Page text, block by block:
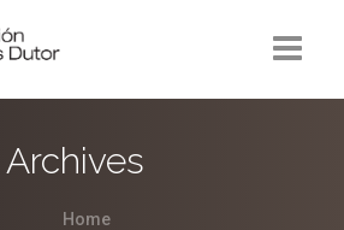
Archives
Home